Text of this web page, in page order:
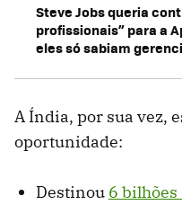
Steve Jobs queria
profissionais” para a
eles só sabiam
A Índia, por sua vez,
oportunidade:
Destinou 6 bilhões